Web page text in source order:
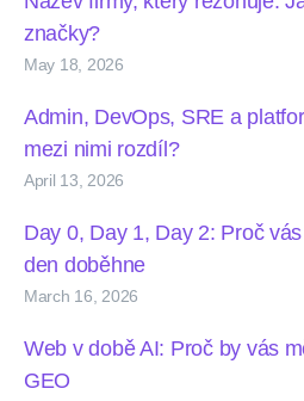
značky?
May 18, 2026
Admin, DevOps, SRE a
mezi nimi rozdíl?
April 13, 2026
Day 0, Day 1, Day 2: Proč
den doběhne
March 16, 2026
Web v době AI: Proč by vás
GEO